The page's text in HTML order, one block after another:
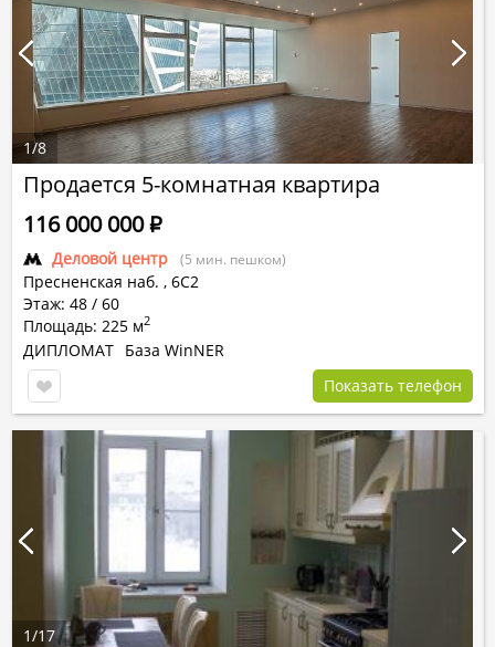
Продается 5-комнатная квартира
Деловой центр (5 мин. пешком)
Пресненская наб. , 6С2
Этаж: 48 / 60
Площадь: 225 м2
116 000 000Р
ДИПЛОМАТ База WinNER
Показать телефон
1/8
1/17